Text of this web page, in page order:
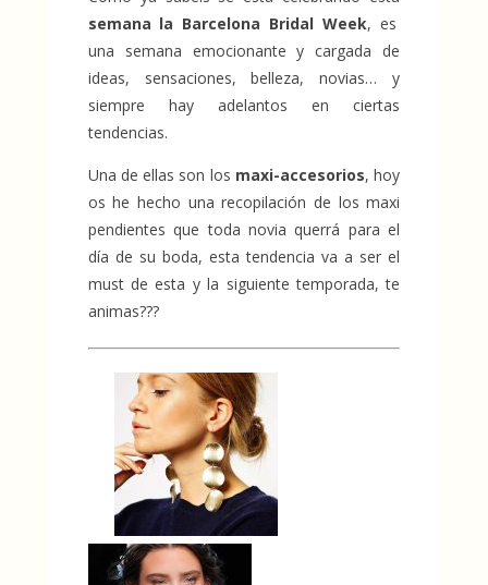
semana la Barcelona Bridal Week, es
una semana emocionante y cargada de
ideas, sensaciones, belleza, novias… y
siempre hay adelantos en ciertas
tendencias.
Una de ellas son los maxi-accesorios, hoy
os he hecho una recopilación de los maxi
pendientes que toda novia querrá para el
día de su boda, esta tendencia va a ser el
must de esta y la siguiente temporada, te
animas???